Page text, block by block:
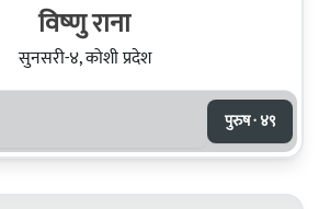
विष्‍णु राना
सुनसरी-४, कोशी प्रदेश
पुरुष · ४९